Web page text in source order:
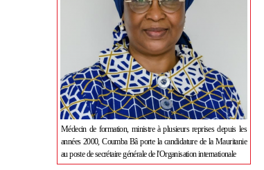
Médecin de formation, ministre à plusieurs reprises depuis les
années 2000, Coumba Bâ porte la candidature de la Mauritanie
au poste de secrétaire générale de l'Organisation internationale